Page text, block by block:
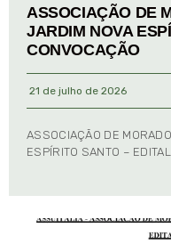
ASSOCIAÇÃO DE
JARDIM NOVA
CONVOCAÇÃO
21 de julho de 2026
ASSOCIAÇÃO DE
ESPÍRITO SANTO –